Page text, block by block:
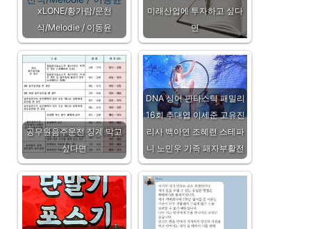
xLONE/황가람/문천
식/Melodie / 이동윤
미래산업에 투자하고 싶다
면
공무원음주운전 징계 막고
싶다면
DNA 싱어 판타스틱 패밀리
16회 추대엽 이세준 고유진
리사 백아연 조혜련 스테파
니 노민우 가족 패자부활전